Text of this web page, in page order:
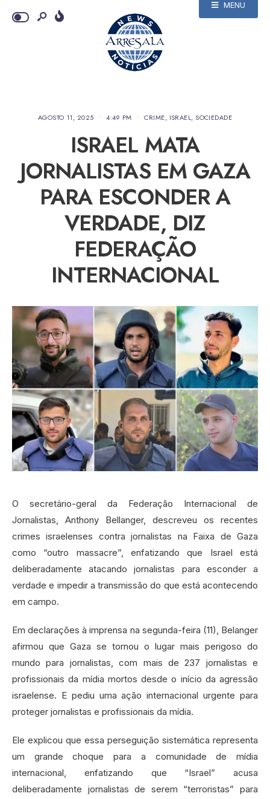
MENU
AGOSTO 11, 2025 • 4:49 PM • CRIME, ISRAEL, SOCIEDADE
ISRAEL MATA
JORNALISTAS EM GAZA
PARA ESCONDER A
VERDADE, DIZ
FEDERAÇÃO
INTERNACIONAL
O secretário-geral da Federação Internacional de
Jornalistas, Anthony Bellanger, descreveu os recentes
crimes israelenses contra jornalistas na Faixa de Gaza
como “outro massacre”, enfatizando que Israel está
deliberadamente atacando jornalistas para esconder a
verdade e impedir a transmissão do que está acontecendo
em campo.
Em declarações à imprensa na segunda-feira (11), Belanger
afirmou que Gaza se tornou o lugar mais perigoso do
mundo para jornalistas, com mais de 237 jornalistas e
profissionais da mídia mortos desde o início da agressão
israelense. E pediu uma ação internacional urgente para
proteger jornalistas e profissionais da mídia.
Ele explicou que essa perseguição sistemática representa
um grande choque para a comunidade de mídia
internacional, enfatizando que “Israel” acusa
deliberadamente jornalistas de serem “terroristas” para